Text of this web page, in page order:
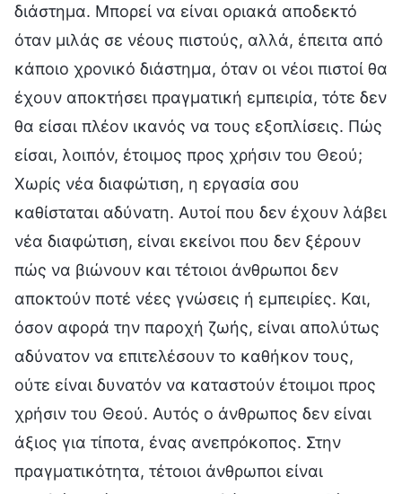
διάστημα. Μπορεί να είναι οριακά αποδεκτό
όταν μιλάς σε νέους πιστούς, αλλά, έπειτα από
κάποιο χρονικό διάστημα, όταν οι νέοι πιστοί θα
έχουν αποκτήσει πραγματική εμπειρία, τότε δεν
θα είσαι πλέον ικανός να τους εξοπλίσεις. Πώς
είσαι, λοιπόν, έτοιμος προς χρήσιν του Θεού;
Χωρίς νέα διαφώτιση, η εργασία σου
καθίσταται αδύνατη. Αυτοί που δεν έχουν λάβει
νέα διαφώτιση, είναι εκείνοι που δεν ξέρουν
πώς να βιώνουν και τέτοιοι άνθρωποι δεν
αποκτούν ποτέ νέες γνώσεις ή εμπειρίες. Και,
όσον αφορά την παροχή ζωής, είναι απολύτως
αδύνατον να επιτελέσουν το καθήκον τους,
ούτε είναι δυνατόν να καταστούν έτοιμοι προς
χρήσιν του Θεού. Αυτός ο άνθρωπος δεν είναι
άξιος για τίποτα, ένας ανεπρόκοπος. Στην
πραγματικότητα, τέτοιοι άνθρωποι είναι